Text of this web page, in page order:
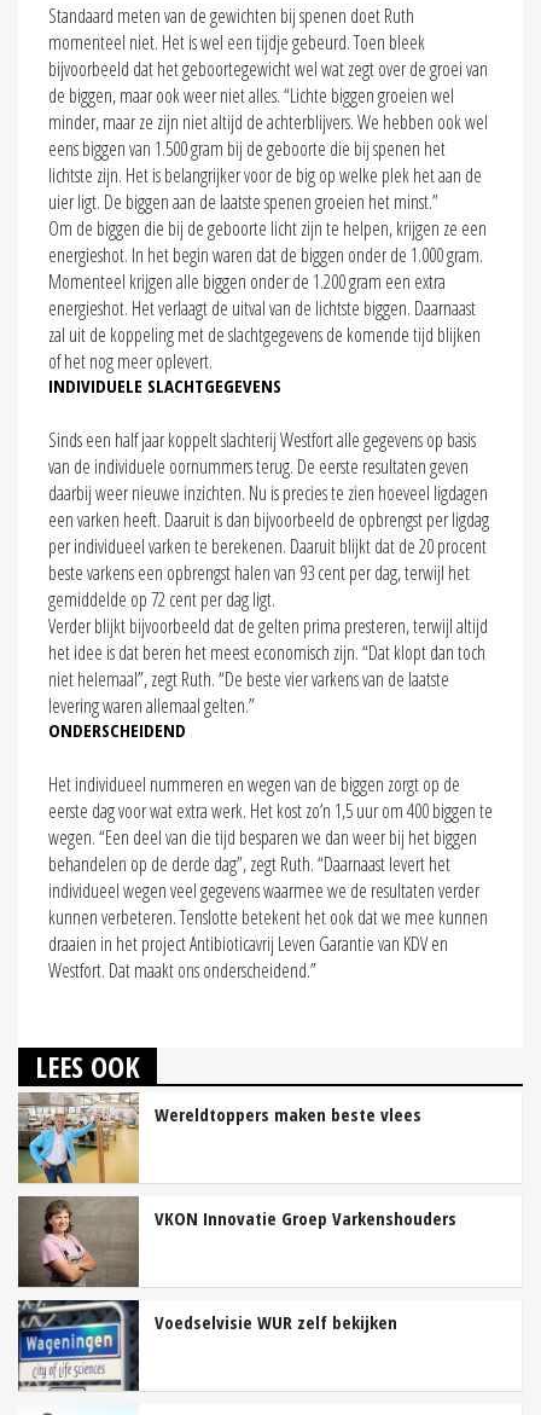
Standaard meten van de gewichten bij spenen doet Ruth
momenteel niet. Het is wel een tijdje gebeurd. Toen bleek
bijvoorbeeld dat het geboortegewicht wel wat zegt over de groei van
de biggen, maar ook weer niet alles. “Lichte biggen groeien wel
minder, maar ze zijn niet altijd de achterblijvers. We hebben ook wel
eens biggen van 1.500 gram bij de geboorte die bij spenen het
lichtste zijn. Het is belangrijker voor de big op welke plek het aan de
uier ligt. De biggen aan de laatste spenen groeien het minst.”
Om de biggen die bij de geboorte licht zijn te helpen, krijgen ze een
energieshot. In het begin waren dat de biggen onder de 1.000 gram.
Momenteel krijgen alle biggen onder de 1.200 gram een extra
energieshot. Het verlaagt de uitval van de lichtste biggen. Daarnaast
zal uit de koppeling met de slachtgegevens de komende tijd blijken
of het nog meer oplevert.
INDIVIDUELE SLACHTGEGEVENS
Sinds een half jaar koppelt slachterij Westfort alle gegevens op basis
van de individuele oornummers terug. De eerste resultaten geven
daarbij weer nieuwe inzichten. Nu is precies te zien hoeveel ligdagen
een varken heeft. Daaruit is dan bijvoorbeeld de opbrengst per ligdag
per individueel varken te berekenen. Daaruit blijkt dat de 20 procent
beste varkens een opbrengst halen van 93 cent per dag, terwijl het
gemiddelde op 72 cent per dag ligt.
Verder blijkt bijvoorbeeld dat de gelten prima presteren, terwijl altijd
het idee is dat beren het meest economisch zijn. “Dat klopt dan toch
niet helemaal”, zegt Ruth. “De beste vier varkens van de laatste
levering waren allemaal gelten.”
ONDERSCHEIDEND
Het individueel nummeren en wegen van de biggen zorgt op de
eerste dag voor wat extra werk. Het kost zo’n 1,5 uur om 400 biggen te
wegen. “Een deel van die tijd besparen we dan weer bij het biggen
behandelen op de derde dag”, zegt Ruth. “Daarnaast levert het
individueel wegen veel gegevens waarmee we de resultaten verder
kunnen verbeteren. Tenslotte betekent het ook dat we mee kunnen
draaien in het project Antibioticavrij Leven Garantie van KDV en
Westfort. Dat maakt ons onderscheidend.”
LEES OOK
Wereldtoppers maken beste vlees
VKON Innovatie Groep Varkenshouders
Voedselvisie WUR zelf bekijken